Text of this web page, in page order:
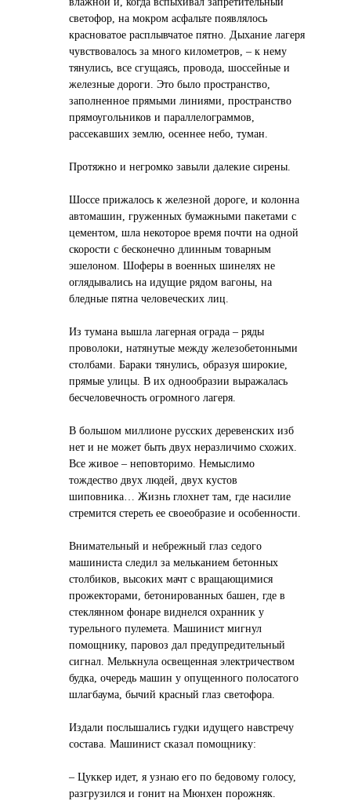
светофор, на мокром асфальте появлялось
красноватое расплывчатое пятно. Дыхание лагеря
чувствовалось за много километров, – к нему
тянулись, все сгущаясь, провода, шоссейные и
железные дороги. Это было пространство,
заполненное прямыми линиями, пространство
прямоугольников и параллелограммов,
рассекавших землю, осеннее небо, туман.
Протяжно и негромко завыли далекие сирены.
Шоссе прижалось к железной дороге, и колонна
автомашин, груженных бумажными пакетами с
цементом, шла некоторое время почти на одной
скорости с бесконечно длинным товарным
эшелоном. Шоферы в военных шинелях не
оглядывались на идущие рядом вагоны, на
бледные пятна человеческих лиц.
Из тумана вышла лагерная ограда – ряды
проволоки, натянутые между железобетонными
столбами. Бараки тянулись, образуя широкие,
прямые улицы. В их однообразии выражалась
бесчеловечность огромного лагеря.
В большом миллионе русских деревенских изб
нет и не может быть двух неразличимо схожих.
Все живое – неповторимо. Немыслимо
тождество двух людей, двух кустов
шиповника… Жизнь глохнет там, где насилие
стремится стереть ее своеобразие и особенности.
Внимательный и небрежный глаз седого
машиниста следил за мельканием бетонных
столбиков, высоких мачт с вращающимися
прожекторами, бетонированных башен, где в
стеклянном фонаре виднелся охранник у
турельного пулемета. Машинист мигнул
помощнику, паровоз дал предупредительный
сигнал. Мелькнула освещенная электричеством
будка, очередь машин у опущенного полосатого
шлагбаума, бычий красный глаз светофора.
Издали послышались гудки идущего навстречу
состава. Машинист сказал помощнику:
– Цуккер идет, я узнаю его по бедовому голосу,
разгрузился и гонит на Мюнхен порожняк.